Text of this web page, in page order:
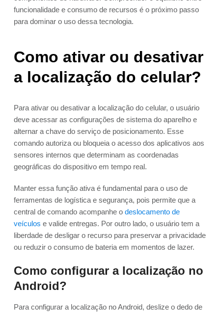
funcionalidade e consumo de recursos é o próximo passo
para dominar o uso dessa tecnologia.
Como ativar ou desativar
a localização do celular?
Para ativar ou desativar a localização do celular, o usuário
deve acessar as configurações de sistema do aparelho e
alternar a chave do serviço de posicionamento. Esse
comando autoriza ou bloqueia o acesso dos aplicativos aos
sensores internos que determinam as coordenadas
geográficas do dispositivo em tempo real.
Manter essa função ativa é fundamental para o uso de
ferramentas de logística e segurança, pois permite que a
central de comando acompanhe o deslocamento de
veículos e valide entregas. Por outro lado, o usuário tem a
liberdade de desligar o recurso para preservar a privacidade
ou reduzir o consumo de bateria em momentos de lazer.
Como configurar a localização no
Android?
Para configurar a localização no Android, deslize o dedo de